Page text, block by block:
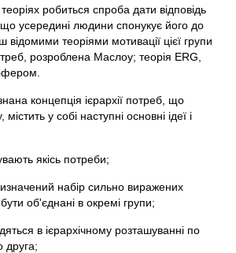
робиться спроба дати відповідь
усередині людини спонукує його до
відомими теоріями мотивації цієї групи
розроблена Маслоу; теорія ЕRG,
концепція ієрархії потреб, що
у собі наступні основні ідеї і
якісь потреби;
набір сильно виражених
об'єднані в окремі групи;
в ієрархічному розташуванні по
друга;